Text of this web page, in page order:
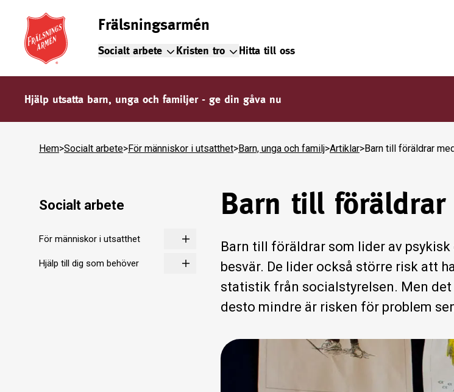
Frälsningsarmén
Socialt arbete Kristen tro Hitta till oss
Hjälp utsatta barn, unga och familjer - ge din gåva nu
Hem>Socialt arbete>För människor i utsatthet>Barn, unga och familj>Artiklar>Barn till föräldrar
Socialt arbete
För människor i utsatthet
Hjälp till dig som behöver
Barn till
Barn till föräldrar som lider av
besvär. De lider också större risk att
statistik från socialstyrelsen. Men
desto mindre är risken för problem